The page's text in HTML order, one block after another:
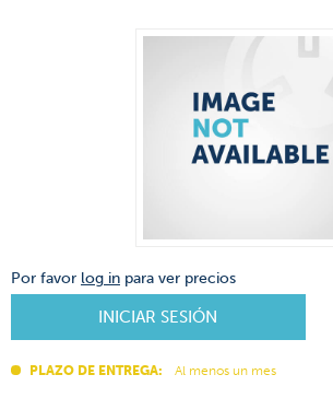
Por favor log in para ver precios
INICIAR SESIÓN
PLAZO DE ENTREGA: Al menos un mes